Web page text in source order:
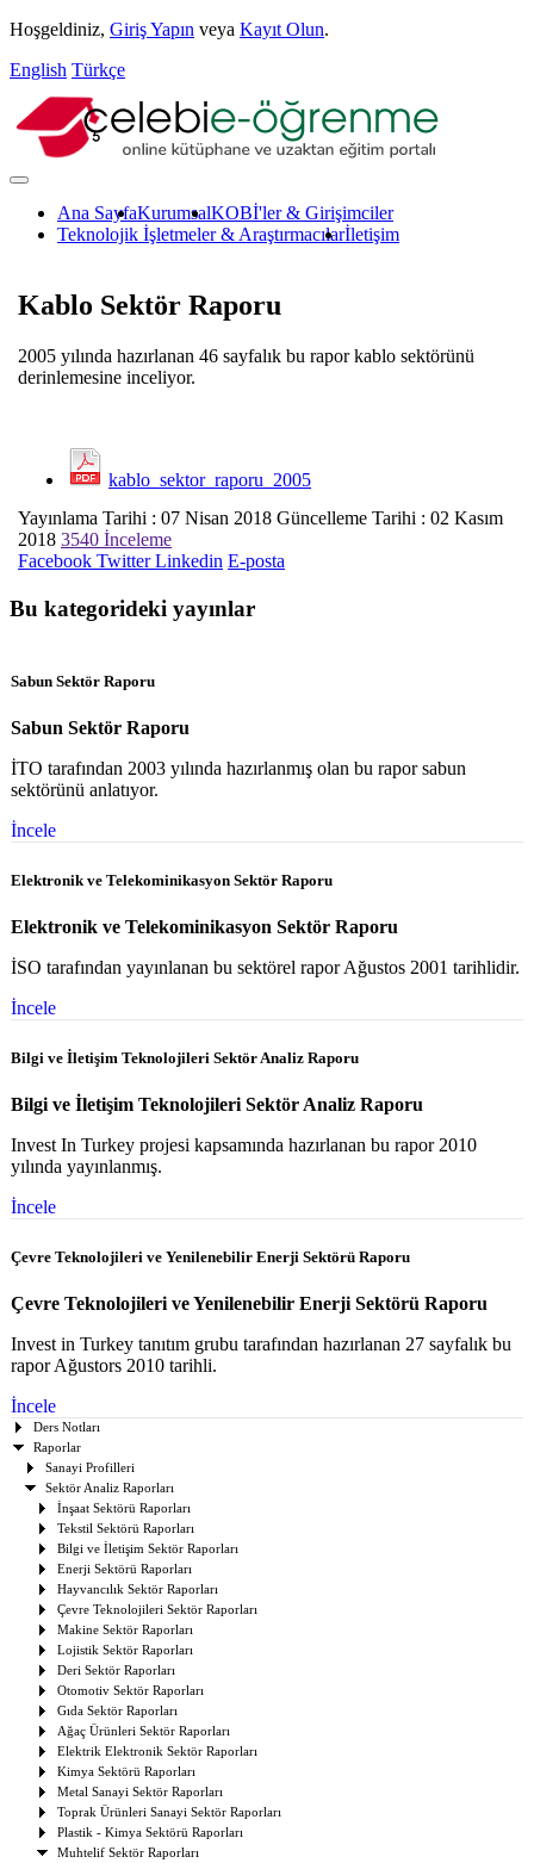
Hoşgeldiniz, Giriş Yapın veya Kayıt Olun.
English Türkçe
Ana SayfaKurumsalKOBİ'ler & Girişimciler
Teknolojik İşletmeler & Araştırmacılarİletişim
Kablo Sektör Raporu
2005 yılında hazırlanan 46 sayfalık bu rapor kablo sektörünü
derinlemesine inceliyor.
kablo_sektor_raporu_2005
Yayınlama Tarihi : 07 Nisan 2018 Güncelleme Tarihi : 02 Kasım
2018 3540 İnceleme
Facebook Twitter Linkedin E-posta
Bu kategorideki yayınlar
Sabun Sektör Raporu
Sabun Sektör Raporu
İTO tarafından 2003 yılında hazırlanmış olan bu rapor sabun
sektörünü anlatıyor.
İncele
Elektronik ve Telekominikasyon Sektör Raporu
Elektronik ve Telekominikasyon Sektör Raporu
İSO tarafından yayınlanan bu sektörel rapor Ağustos 2001 tarihlidir.
İncele
Bilgi ve İletişim Teknolojileri Sektör Analiz Raporu
Bilgi ve İletişim Teknolojileri Sektör Analiz Raporu
Invest In Turkey projesi kapsamında hazırlanan bu rapor 2010
yılında yayınlanmış.
İncele
Çevre Teknolojileri ve Yenilenebilir Enerji Sektörü Raporu
Çevre Teknolojileri ve Yenilenebilir Enerji Sektörü Raporu
Invest in Turkey tanıtım grubu tarafından hazırlanan 27 sayfalık bu
rapor Ağustors 2010 tarihli.
İncele
Ders Notları
Raporlar
Sanayi Profilleri
Sektör Analiz Raporları
İnşaat Sektörü Raporları
Tekstil Sektörü Raporları
Bilgi ve İletişim Sektör Raporları
Enerji Sektörü Raporları
Hayvancılık Sektör Raporları
Çevre Teknolojileri Sektör Raporları
Makine Sektör Raporları
Lojistik Sektör Raporları
Deri Sektör Raporları
Otomotiv Sektör Raporları
Gıda Sektör Raporları
Ağaç Ürünleri Sektör Raporları
Elektrik Elektronik Sektör Raporları
Kimya Sektörü Raporları
Metal Sanayi Sektör Raporları
Toprak Ürünleri Sanayi Sektör Raporları
Plastik - Kimya Sektörü Raporları
Muhtelif Sektör Raporları